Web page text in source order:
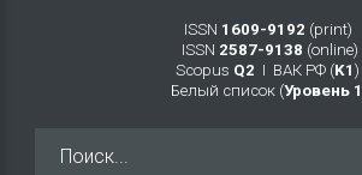
ISSN 1609-9192 (print)
ISSN 2587-9138 (online)
Scopus Q2 Ι ВАК РФ (K1 )
Белый список (Уровень 1